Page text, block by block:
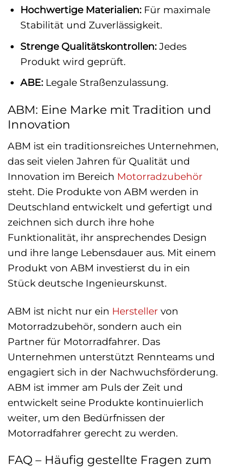
Hochwertige Materialien:Für maximale
Stabilität und Zuverlässigkeit.
Strenge Qualitätskontrollen:Jedes
Produkt wird geprüft.
ABE:Legale Straßenzulassung.
ABM: Eine Marke mit Tradition und
Innovation
ABM ist ein traditionsreiches Unternehmen,
das seit vielen Jahren für Qualität und
Innovation im Bereich Motorradzubehör
steht. Die Produkte von ABM werden in
Deutschland entwickelt und gefertigt und
zeichnen sich durch ihre hohe
Funktionalität, ihr ansprechendes Design
und ihre lange Lebensdauer aus. Mit einem
Produkt von ABM investierst du in ein
Stück deutsche Ingenieurskunst.
ABM ist nicht nur ein Hersteller von
Motorradzubehör, sondern auch ein
Partner für Motorradfahrer. Das
Unternehmen unterstützt Rennteams und
engagiert sich in der Nachwuchsförderung.
ABM ist immer am Puls der Zeit und
entwickelt seine Produkte kontinuierlich
weiter, um den Bedürfnissen der
Motorradfahrer gerecht zu werden.
FAQ – Häufig gestellte Fragen zum